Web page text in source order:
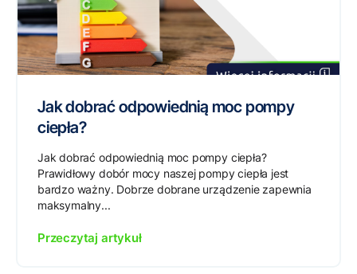
Jak dobrać odpowiednią moc pompy
ciepła?
Jak dobrać odpowiednią moc pompy ciepła?
Prawidłowy dobór mocy naszej pompy ciepła jest
bardzo ważny. Dobrze dobrane urządzenie zapewnia
maksymalny...
Przeczytaj artykuł